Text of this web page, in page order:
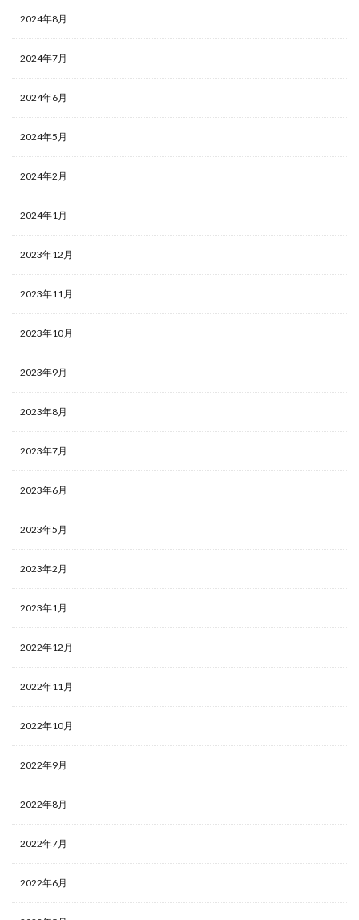
2024年8月
2024年7月
2024年6月
2024年5月
2024年2月
2024年1月
2023年12月
2023年11月
2023年10月
2023年9月
2023年8月
2023年7月
2023年6月
2023年5月
2023年2月
2023年1月
2022年12月
2022年11月
2022年10月
2022年9月
2022年8月
2022年7月
2022年6月